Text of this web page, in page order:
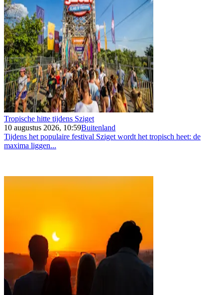
Tropische hitte tijdens Sziget
10 augustus 2026, 10:59Buitenland
Tijdens het populaire festival Sziget wordt het tropisch heet: de
maxima liggen...